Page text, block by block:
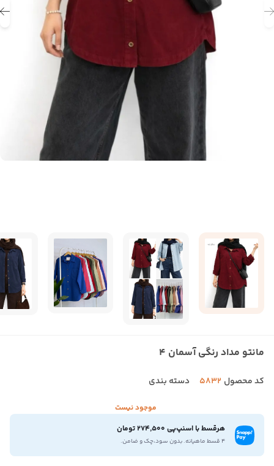
مانتو مداد رنگی آسمان 4
کد محصول 5832 دسته بندی
موجود نیست
هرقسط با اسنپ‌پی 274,500 تومان
۴ قسط ماهیانه. بدون سود،چک و ضامن.